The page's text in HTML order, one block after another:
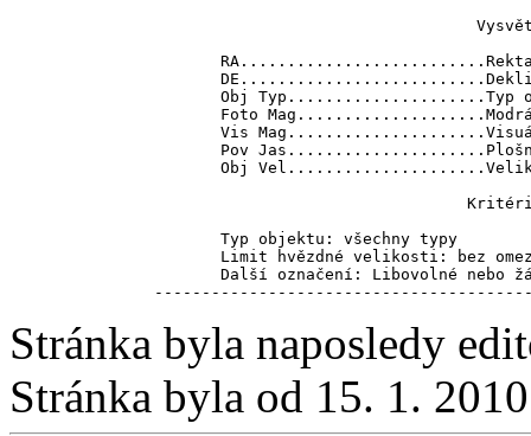
Obj Typ.....................Typ
Foto
Vis
Pov
Obj
       Typ objektu: všechny typy
Limit hvězdné velikosti: bez
Další označení: Libovolné nebo
Stránka byla naposledy
Stránka byla od 15. 1.